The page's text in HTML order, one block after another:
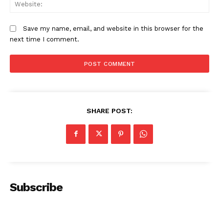
Save my name, email, and website in this browser for the
next time I comment.
SHARE POST:
Subscribe